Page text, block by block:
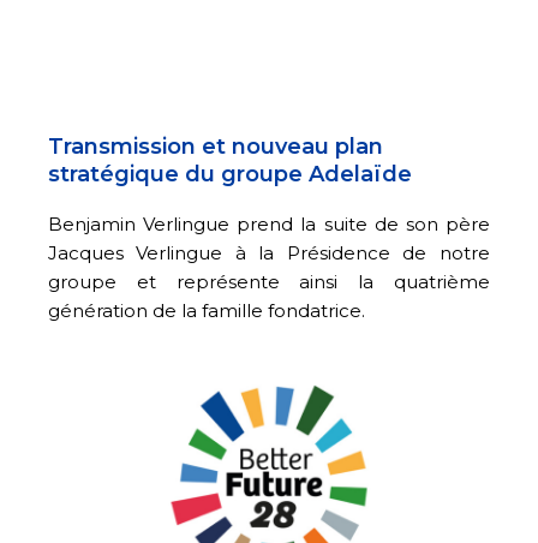
Transmission et nouveau plan
stratégique du groupe Adelaïde
Benjamin Verlingue prend la suite de son père
Jacques Verlingue à la Présidence de notre
groupe et représente ainsi la quatrième
génération de la famille fondatrice.